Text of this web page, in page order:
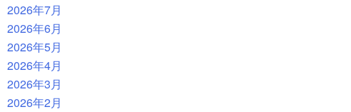
2026年7月
2026年6月
2026年5月
2026年4月
2026年3月
2026年2月